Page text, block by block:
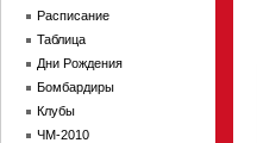
Расписание
Таблица
Дни Рождения
Бомбардиры
Клубы
ЧМ-2010